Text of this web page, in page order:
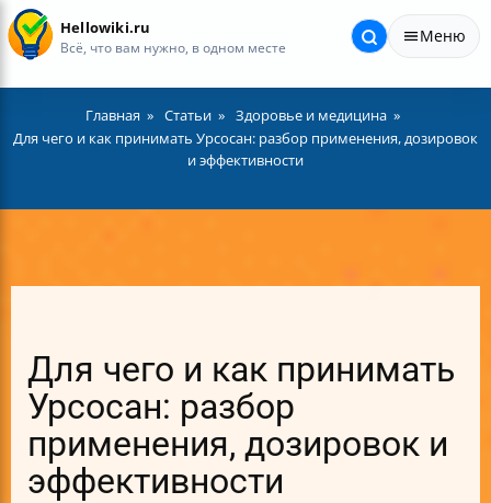
Hellowiki.ru
Всё, что вам нужно, в одном месте
Меню
Главная Статьи
Здоровье и медицина
Для чего и как принимать Урсосан: разбор применения, дозировок
и эффективности
Для чего и как принимать
Урсосан: разбор
применения, дозировок и
эффективности